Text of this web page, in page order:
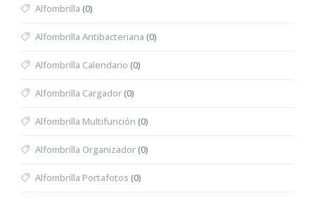
Alfombrilla (0)
Alfombrilla Antibacteriana (0)
Alfombrilla Calendario (0)
Alfombrilla Cargador(0)
Alfombrilla Multifunción (0)
Alfombrilla Organizador(0)
Alfombrilla Portafotos (0)